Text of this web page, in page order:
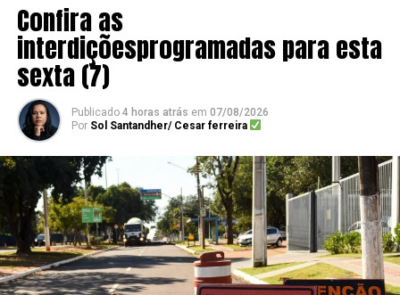
Confira as
interdiçõesprogramadas para esta
sexta (7)
Publicado 4 horas atrás em 07/08/2026
Por Sol Santandher/ Cesar ferreira